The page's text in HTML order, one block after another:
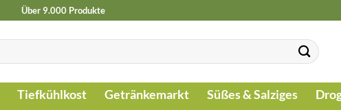
Über 9.000 Produkte
Tiefkühlkost Getränkemarkt Süßes & Salziges